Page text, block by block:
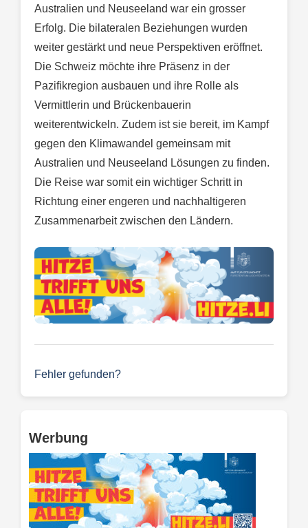
Australien und Neuseeland war ein grosser
Erfolg. Die bilateralen Beziehungen wurden
weiter gestärkt und neue Perspektiven eröffnet.
Die Schweiz möchte ihre Präsenz in der
Pazifikregion ausbauen und ihre Rolle als
Vermittlerin und Brückenbauerin
weiterentwickeln. Zudem ist sie bereit, im Kampf
gegen den Klimawandel gemeinsam mit
Australien und Neuseeland Lösungen zu finden.
Die Reise war somit ein wichtiger Schritt in
Richtung einer engeren und nachhaltigeren
Zusammenarbeit zwischen den Ländern.
Fehler gefunden?
Werbung